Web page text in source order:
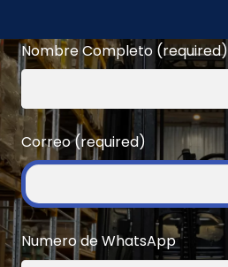
Nombre Completo (required)
Correo (required)
Numero de WhatsApp